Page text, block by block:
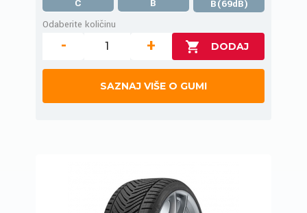
C B
B(69dB)
Odaberite količinu
- +
SAZNAJ VIŠE O GUMI